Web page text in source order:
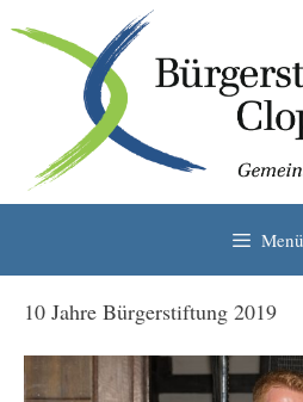
Inhalt
springen
Menü
10 Jahre Bürgerstiftung 2019